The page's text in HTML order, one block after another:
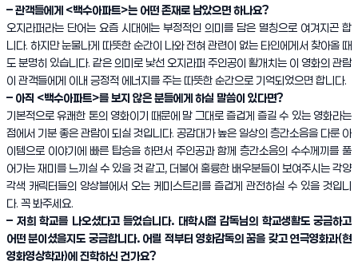
– 관객들에게 <백수아파트>는 어떤 존재로 남았으면 하나요?
오지라퍼라는 단어는 요즘 시대에는 부정적인 의미를 담은 멸칭으로 여겨지곤 합
니다. 하지만 눈물나게 따뜻한 순간이 나와 전혀 관련이 없는 타인에게서 찾아올 때
도 분명히 있습니다. 같은 의미로 낯선 오지라퍼 주인공이 활개치는 이 영화의 관람
이 관객들에게 이내 긍정적 에너지를 주는 따뜻한 순간으로 기억되었으면 합니다.
– 아직 <백수아파트>를 보지 않은 분들에게 하실 말씀이 있다면?
기본적으로 유쾌한 톤의 영화이기 때문에 말 그대로 즐겁게 즐길 수 있는 영화라는
점에서 기분 좋은 관람이 되실 것입니다. 공감대가 높은 일상의 층간소음을 다룬 아
이템으로 이야기에 빠른 탑승을 하면서 주인공과 함께 층간소음의 수수께끼를 풀
어가는 재미를 느끼실 수 있을 것 같고, 더불어 훌륭한 배우분들이 보여주시는 각양
각색 캐릭터들의 앙상블에서 오는 케미스트리를 즐겁게 관전하실 수 있을 것입니
다. 꼭 봐주세요.
– 저희 학교를 나오셨다고 들었습니다. 대학시절 감독님의 학교생활도 궁금하고
어떤 분이셨을지도 궁금합니다. 어릴 적부터 영화감독의 꿈을 갖고 연극영화과(현
영화영상학과)에 진학하신 건가요?